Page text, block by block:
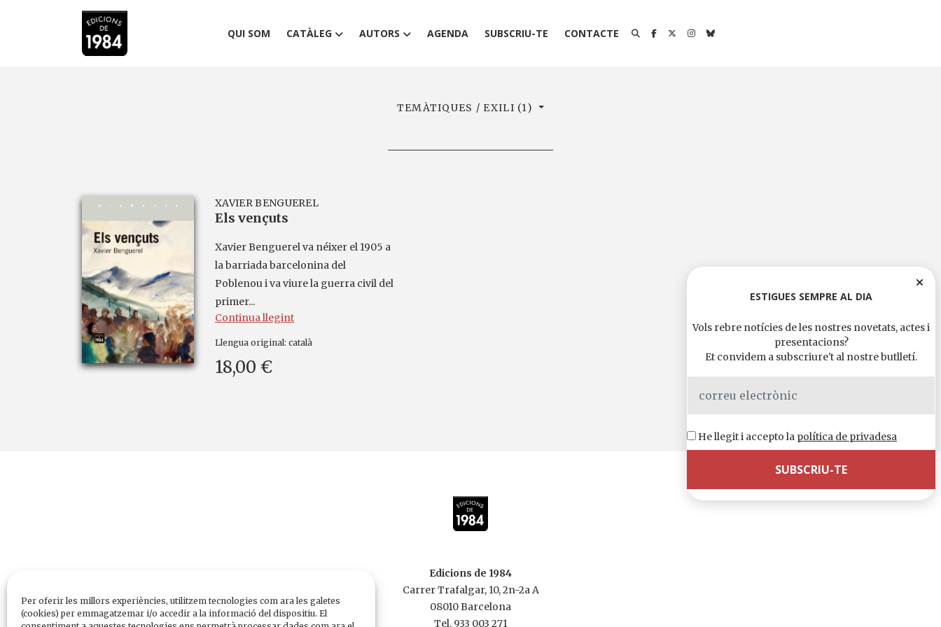
Per oferir les millors experiències, utilitzem tecnologies com ara les galetes
(cookies) per emmagatzemar i/o accedir a la informació del dispositiu. El
QUI SOM CATÀLEG AUTORS AGENDA SUBSCRIU-TE CONTACTE
TEMÀTIQUES / EXILI (1)
XAVIER BENGUEREL
Els vençuts
Xavier Benguerel va néixer el 1905 a
la barriada barcelonina del
Poblenou i va viure la guerra civil del
primer...
Continua llegint
Llengua original: català
18,00 €
Edicions de 1984
Carrer Trafalgar, 10, 2n-2a A
08010 Barcelona
Tel. 933 003 271
ESTIGUES SEMPRE AL DIA
Vols rebre notícies de les nostres novetats, actes i
presentacions?
Et convidem a subscriure't al nostre butlletí.
He llegit i accepto la política de privadesa